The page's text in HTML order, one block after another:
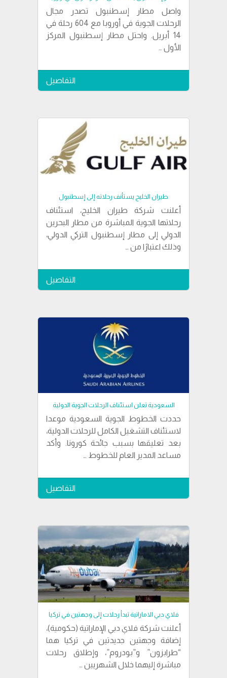
واصل مطار إسطنبول تصدر مجال
الرحلات الجوية في أوروبا مع 604 رحلة في
14 أبريل. واحتل مطار إسطنبول المركز
الأول …
التفاصيل
طيران الخليج يستأنف رحلاته إلى إسطنبول
أعلنت شركة طيران الخليج، استئناف
رحلاتها الجوية المباشرة من مطار البحرين
الدولي إلى مطار إسطنبول التركي الدولي،
وذلك اعتبارًا من …
التفاصيل
السعودية تعلن استئناف الرحلات الجوية الدولية
حددت الخطوط الجوية السعودية موعدا
لاستئناف التشغيل الكامل للرحلات الدولية،
بعد تعليقها بسبب جائحة كورونا. وأكد
مساعد المدير العام للخطوط …
التفاصيل
فلاي دبي الاماراتية تبدأ رحلات إلى وجهتين في تركيا
أعلنت شركة فلاي دبي الإماراتية (حكومية)،
إضافة وجهتين جديدتين في تركيا هما
“طرابزون” و”بودروم”، وإطلاق رحلات
مباشرة إليهما خلال الشهريين …